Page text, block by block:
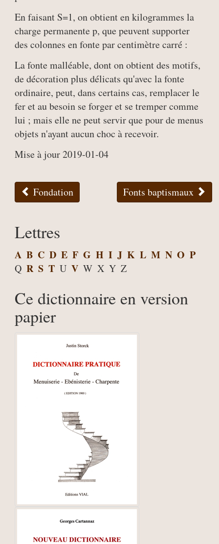
En faisant S=1, on obtient en kilogrammes la
charge permanente p, que peuvent supporter
des colonnes en fonte par centimètre carré :
La fonte malléable, dont on obtient des motifs,
de décoration plus délicats qu'avec la fonte
ordinaire, peut, dans certains cas, remplacer le
fer et au besoin se forger et se tremper comme
lui ; mais elle ne peut servir que pour de menus
objets n'ayant aucun choc à recevoir.
Mise à jour 2019-01-04
Fondation Fonts baptismaux
Lettres
A B C D E F G H I J K L M N O P
Q R S T U V W X Y Z
Ce dictionnaire en version
papier